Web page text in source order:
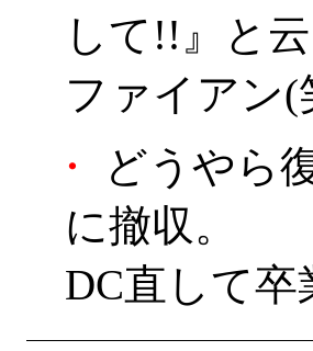
して!!』と
ファイアン(
・
どうやら
に撤収。
DC直して